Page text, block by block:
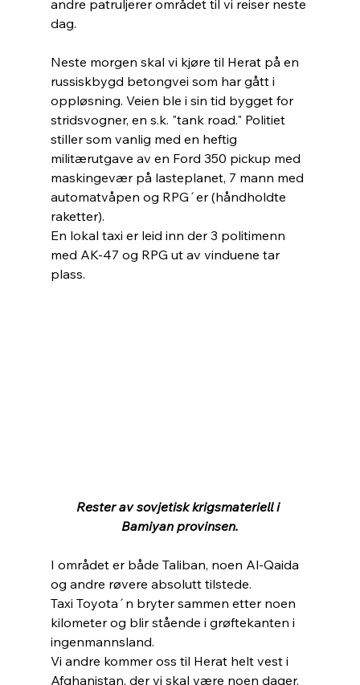
andre patruljerer området til vi reiser neste
dag.
Neste morgen skal vi kjøre til Herat på en
russiskbygd betongvei som har gått i
oppløsning. Veien ble i sin tid bygget for
stridsvogner, en s.k. "tank road." Politiet
stiller som vanlig med en heftig
militærutgave av en Ford 350 pickup med
maskingevær på lasteplanet, 7 mann med
automatvåpen og RPG´er (håndholdte
raketter).
En lokal taxi er leid inn der 3 politimenn
med AK-47 og RPG ut av vinduene tar
plass.
Rester av sovjetisk krigsmateriell i
Bamiyan provinsen.
I området er både Taliban, noen Al-Qaida
og andre røvere absolutt tilstede.
Taxi Toyota´n bryter sammen etter noen
kilometer og blir stående i grøftekanten i
ingenmannsland.
Vi andre kommer oss til Herat helt vest i
Afghanistan, der vi skal være noen dager.